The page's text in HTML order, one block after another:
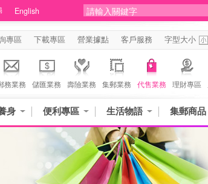
English
專區 下載專區 營業據點 客戶服務 字型大小
務業務 儲匯業務 壽險業務 集郵業務 代售業務 理財專區
身 便利專區 生活物語 集郵商品